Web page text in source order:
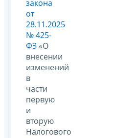
закона
от
28.11.2025
№ 425-
ФЗ «О
внесении
изменений
в
части
первую
и
вторую
Налогового